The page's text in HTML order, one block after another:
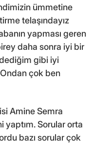
ümmetine
telaşındayız
yapması geren
daha sonra iyi bir
gibi iyi
çok ben
Amine Semra
yaptım. Sorular orta
bazı sorular çok